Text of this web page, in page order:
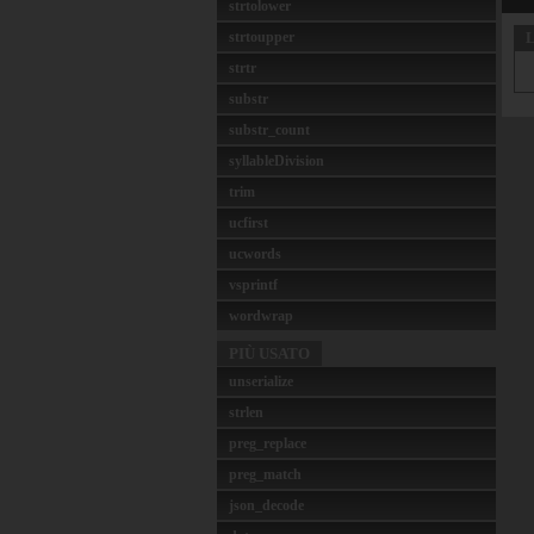
strtolower
strtoupper
strtr
substr
substr_count
syllableDivision
trim
ucfirst
ucwords
vsprintf
wordwrap
unserialize
strlen
preg_replace
preg_match
json_decode